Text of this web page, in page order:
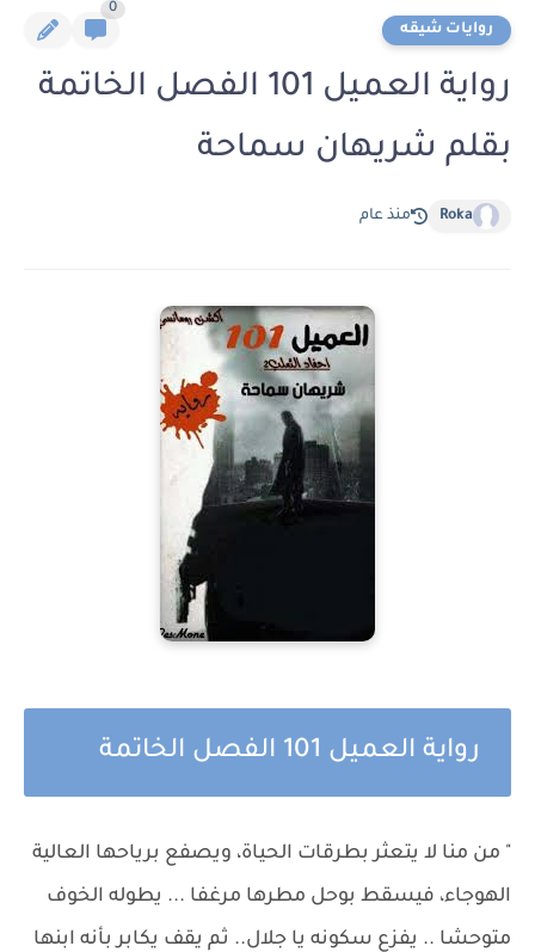
روايات شيقه
0
رواية العميل 101 الفصل الخاتمة
بقلم شريهان سماحة
Roka منذ عام
رواية العميل 101 الفصل الخاتمة
" من منا لا يتعثر بطرقات الحياة، ويصفع برياحها العالية
الهوجاء، فيسقط بوحل مطرها مرغفا ... يطوله الخوف
متوحشا .. يفزع سكونه يا جلال.. ثم يقف يكابر بأنه ابنها